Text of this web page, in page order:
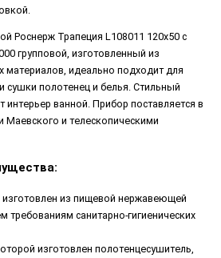
Роснерж Трапеция L108011 120x50 с
групповой, изготовленный из
материалов, идеально подходит для
сушки полотенец и белья. Стильный
интерьер ванной. Прибор поставляется в
Маевского и телескопическими
из пищевой нержавеющей
требованиям санитарно-гигиенических
изготовлен полотенцесушитель,